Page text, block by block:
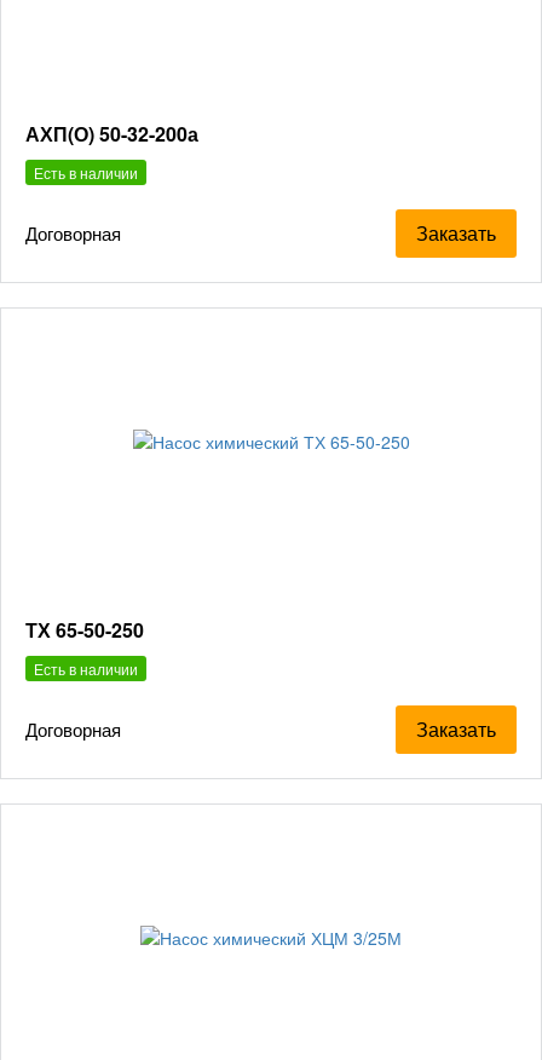
АХП(О) 50-32-200а
Есть в наличии
Договорная Заказать
ТХ 65-50-250
Есть в наличии
Договорная Заказать